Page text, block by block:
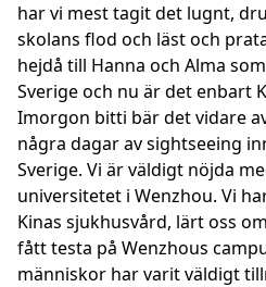
har vi mest tagit det lugnt,
skolans flod och läst och
hejdå till Hanna och Alma
Sverige och nu är det enbart
Imorgon bitti bär det vidare
några dagar av sightseeing
Sverige. Vi är väldigt nöjda
universitetet i Wenzhou. Vi
Kinas sjukhusvård, lärt oss
fått testa på Wenzhous
människor har varit väldigt